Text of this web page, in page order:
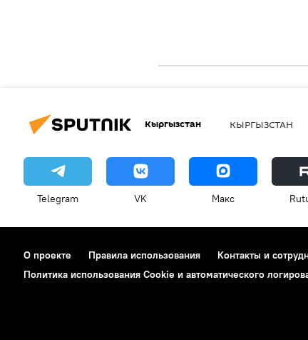
Кыргызстан КЫРГЫЗСТАН
Telegram VK Макс
О проекте Правила использования Контакты и
Политика использования Cookie и автоматического